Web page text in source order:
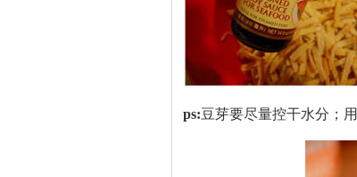
ps:豆芽要尽量控干水分；